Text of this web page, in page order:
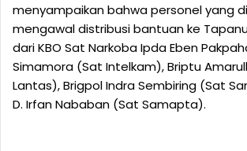
menyampaikan bahwa personel yang
mengawal distribusi bantuan ke
dari KBO Sat Narkoba Ipda Eben
Simamora (Sat Intelkam), Briptu
Lantas), Brigpol Indra Sembiring (Sat
D. Irfan Nababan (Sat Samapta).